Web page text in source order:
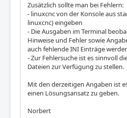
Zusätzlich sollte man bei Fehlern:
- linuxcnc von der Konsole aus
linuxcnc) eingeben
- Die Ausgaben im Terminal
Hinweise und Fehler sowie
auch fehlende INI Einträge
- Zur Fehlersuche ist es sinnvoll
Dateien zur Verfügung zu stellen.
Mit den derzeitigen Angaben ist
einen Lösungsansatz zu geben.
Norbert